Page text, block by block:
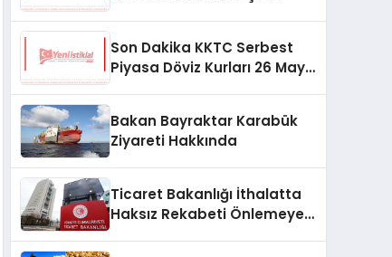
Son Dakika KKTC Serbest
Piyasa Döviz Kurları 26 Mayıs
Bakan Bayraktar Karabük
Ziyareti Hakkında
Ticaret Bakanlığı İthalatta
Haksız Rekabeti Önlemeye